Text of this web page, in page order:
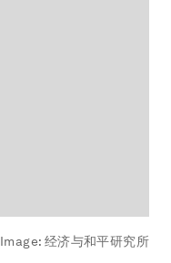
Image: 经济与和平研究所